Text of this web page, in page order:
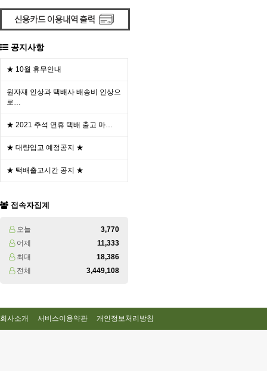
공지사항
★ 10월 휴무안내
원자재 인상과 택배사 배송비 인상으
로…
★ 2021 추석 연휴 택배 출고 마…
★ 대량입고 예정공지 ★
★ 택배출고시간 공지 ★
접속자집계
오늘
3,770
어제
11,333
최대
18,386
전체
3,449,108
회사소개 서비스이용약관 개인정보처리방침